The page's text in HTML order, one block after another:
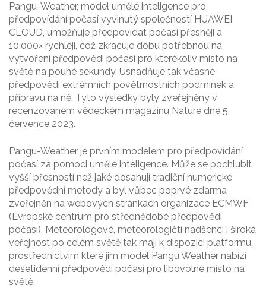
Pangu-Weather, model umělé inteligence pro
předpovídání počasí vyvinutý společností HUAWEI
CLOUD, umožňuje předpovídat počasí přesněji a
10.000× rychleji, což zkracuje dobu potřebnou na
vytvoření předpovědi počasí pro kterékoliv místo na
světě na pouhé sekundy. Usnadňuje tak včasné
předpovědi extrémních povětrnostních podmínek a
přípravu na ně. Tyto výsledky byly zveřejněny v
recenzovaném vědeckém magazínu Nature dne 5.
července 2023.
Pangu-Weather je prvním modelem pro předpovídání
počasí za pomoci umělé inteligence. Může se pochlubit
vyšší přesností než jaké dosahují tradiční numerické
předpovědní metody a byl vůbec poprvé zdarma
zveřejněn na webových stránkách organizace ECMWF
(Evropské centrum pro střednědobé předpovědi
počasí). Meteorologové, meteorologičtí nadšenci i široká
veřejnost po celém světě tak mají k dispozici platformu,
prostřednictvím které jim model Pangu Weather nabízí
desetidenní předpovědi počasí pro libovolné místo na
světě.